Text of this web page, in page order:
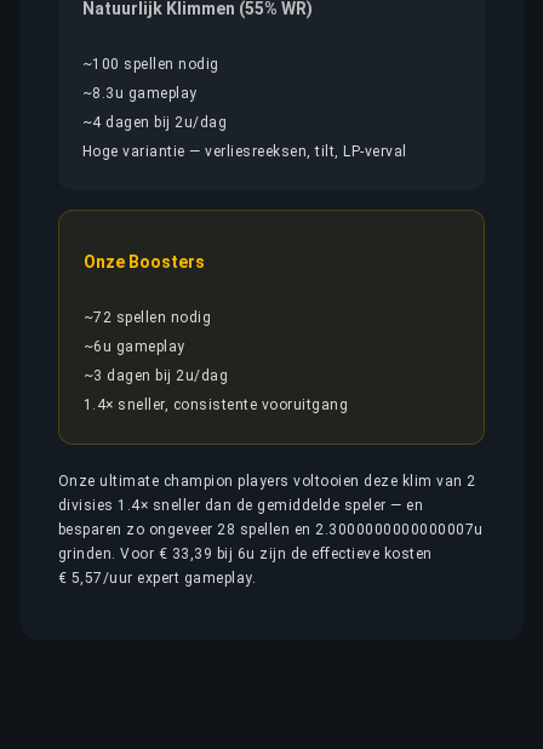
Natuurlijk Klimmen (55% WR)
~100 spellen nodig
~8.3u gameplay
~4 dagen bij 2u/dag
Hoge variantie — verliesreeksen, tilt, LP-verval
Onze Boosters
~72 spellen nodig
~6u gameplay
~3 dagen bij 2u/dag
1.4× sneller, consistente vooruitgang
Onze ultimate champion players voltooien deze klim van 2
divisies 1.4× sneller dan de gemiddelde speler — en
besparen zo ongeveer 28 spellen en 2.3000000000000007u
grinden. Voor € 33,39 bij 6u zijn de effectieve kosten
€ 5,57/uur expert gameplay.